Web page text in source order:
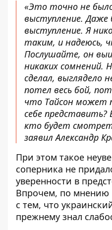
«Это точно не
выступление. Даже
выступление. Я
таким, и надеюсь,
Послушайте, он
никаких сомнений.
сделал, выглядело
потел весь бой,
что Тайсон может
себе представить?
кто будет
заявил Александр
При этом такое
соперника не
уверенности в
Впрочем, по мнению
с тем, что
прежнему знал